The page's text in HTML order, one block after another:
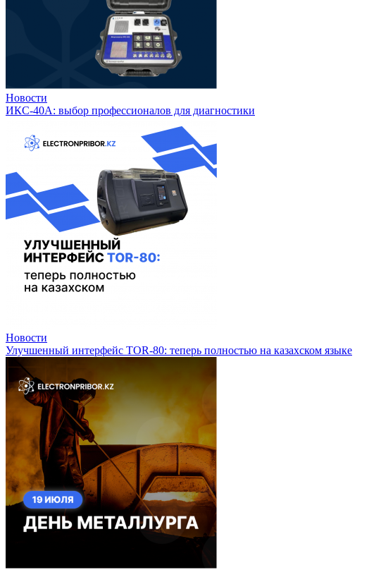
Новости
ИКС-40А: выбор профессионалов для диагностики
Новости
Улучшенный интерфейс TOR-80: теперь полностью на казахском языке